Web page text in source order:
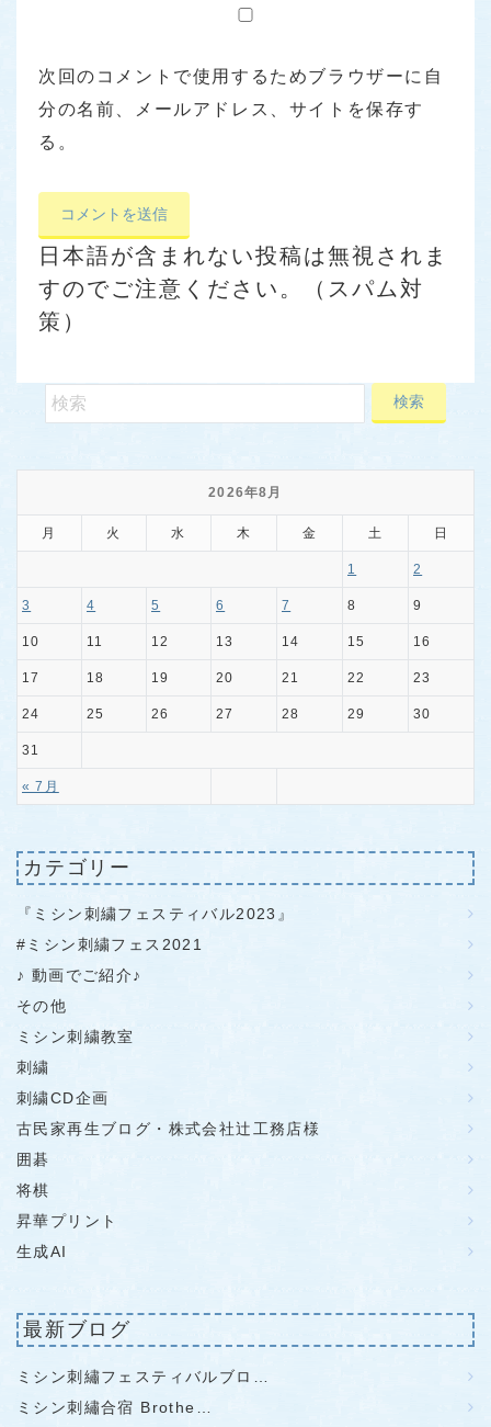
次回のコメントで使用するためブラウザーに自
分の名前、メールアドレス、サイトを保存す
る。
日本語が含まれない投稿は無視されま
すのでご注意ください。（スパム対
策）
2026年8月
月 火 水 木 金 土 日
« 7月
1 2
3 4 5 6 7 8 9
10 11 12 13 14 15 16
17 18 19 20 21 22 23
24 25 26 27 28 29 30
31
カテゴリー
『ミシン刺繍フェスティバル2023』
#ミシン刺繍フェス2021
♪ 動画でご紹介♪
その他
ミシン刺繍教室
刺繍
刺繍CD企画
古民家再生ブログ・株式会社辻工務店様
囲碁
将棋
昇華プリント
生成AI
最新ブログ
ミシン刺繡フェスティバルブロ…
ミシン刺繡合宿 Brothe…